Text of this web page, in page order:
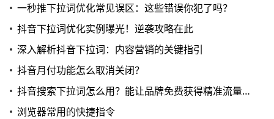
一秒推下拉词优化常见误区：这些错误你犯了吗？
抖音下拉词优化实例曝光！逆袭攻略在此
深入解析抖音下拉词：内容营销的关键指引
抖音月付功能怎么取消关闭？
抖音搜索下拉词怎么用？能让品牌免费获得精准流量吗？
浏览器常用的快捷指令